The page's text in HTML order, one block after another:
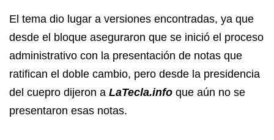
El tema dio lugar a versiones encontradas, ya que
desde el bloque aseguraron que se inició el proceso
administrativo con la presentación de notas que
ratifican el doble cambio, pero desde la presidencia
del cuepro dijeron a LaTecla.info que aún no se
presentaron esas notas.